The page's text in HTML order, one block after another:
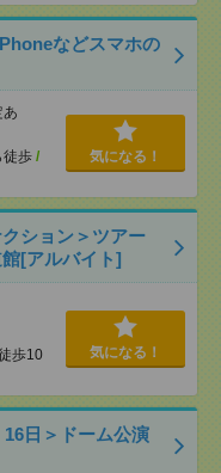
などスマホの
徒歩 /
気になる！
ション＞ツアー
[アルバイト]
歩10
気になる！
日＞ドーム公演